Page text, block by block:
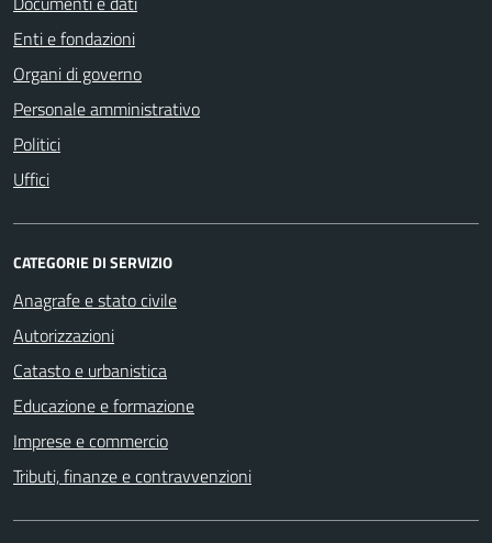
Enti e fondazioni
Organi di governo
Personale amministrativo
Politici
Uffici
CATEGORIE DI SERVIZIO
Anagrafe e stato civile
Autorizzazioni
Catasto e urbanistica
Educazione e formazione
Imprese e commercio
Tributi, finanze e contravvenzioni